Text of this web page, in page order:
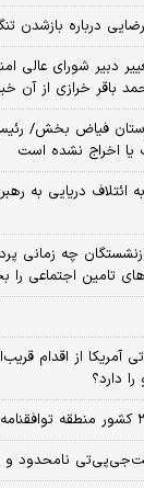
درباره بازشدن
دبیر شورای
باقر خرازی از آن
فیاض بخش/
یا اخراج نشده است
دریایی به
چه زمانی
تامین اجتماعی را
آمریکا از اقدام
دارد؟
نامحدود و